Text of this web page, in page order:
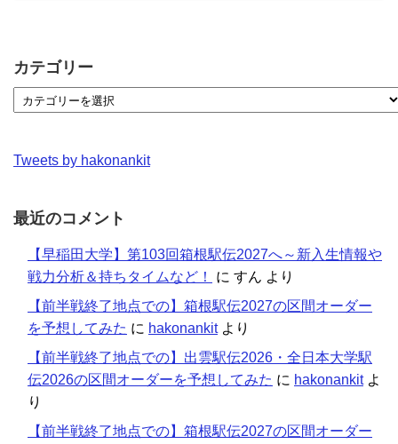
カテゴリー
Tweets by hakonankit
最近のコメント
【早稲田大学】第103回箱根駅伝2027へ～新入生情報や
戦力分析＆持ちタイムなど！
に すん より
【前半戦終了地点での】箱根駅伝2027の区間オーダー
を予想してみた に hakonankitより
【前半戦終了地点での】出雲駅伝2026・全日本大学駅
伝2026の区間オーダーを予想してみた に hakonankitよ
り
【前半戦終了地点での】箱根駅伝2027の区間オーダー